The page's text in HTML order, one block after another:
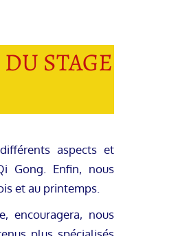
STAGE
aspects et
Gong. Enfin, nous
et au printemps.
encouragera, nous